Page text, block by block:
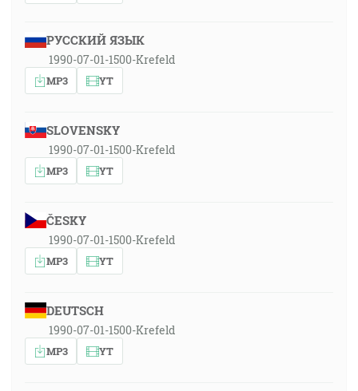
РУССКИЙ ЯЗЫК
1990-07-01-1500-Krefeld
MP3 YT
SLOVENSKY
1990-07-01-1500-Krefeld
MP3 YT
ČESKY
1990-07-01-1500-Krefeld
MP3 YT
DEUTSCH
1990-07-01-1500-Krefeld
MP3 YT